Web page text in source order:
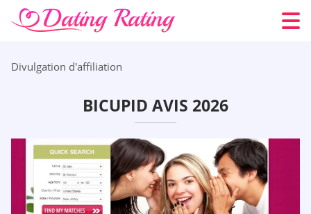
Divulgation d'affiliation
BICUPID AVIS 2026